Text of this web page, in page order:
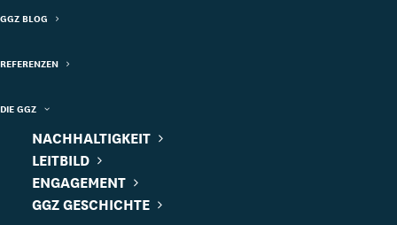
GGZ BLOG
REFERENZEN
DIE GGZ
NACHHALTIGKEIT
LEITBILD
ENGAGEMENT
GGZ GESCHICHTE